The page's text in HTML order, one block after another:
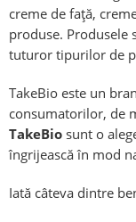
creme de față,
produse. Produsele
tuturor tipurilor de
TakeBio este un
consumatorilor, de
TakeBio sunt o
îngrijească în mod
Iată câteva dintre